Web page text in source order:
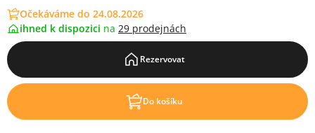
Očekáváme do 24.08.2026
ihned k dispozici na 29 prodejnách
Rezervovat
Do košíku